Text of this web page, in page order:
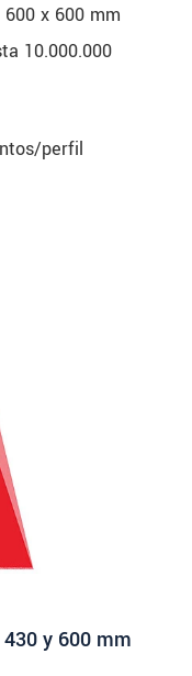
x 600 mm
10.000.000
perfil
y 600 mm